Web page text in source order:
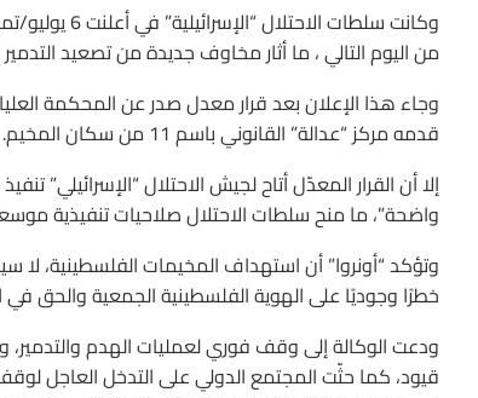
من اليوم التالي ، ما أثار مخاوف جديدة من تصعيد
قدمه مركز “عدالة” القانوني باسم 11 من سكان المخيم.
إلا أن القرار المعدّل أتاح لجيش الاحتلال
واضحة”، ما منح سلطات الاحتلال صلاحيات تنفيذية
وتؤكد “أونروا” أن استهداف المخيمات الفلسطينية، لا
خطرًا وجوديًا على الهوية الفلسطينية الجمعية والحق
ودعت الوكالة إلى وقف فوري لعمليات الهدم والتدمير،
قيود، كما حثّت المجتمع الدولي على التدخل العاجل